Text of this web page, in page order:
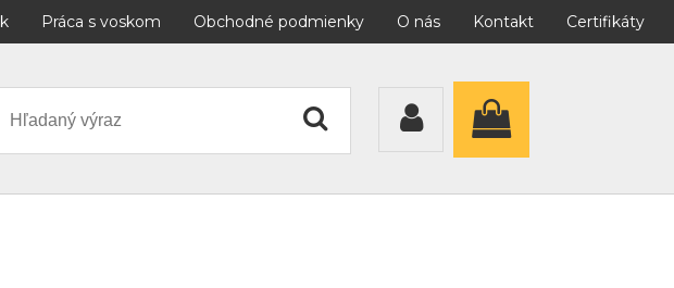
Práca s voskom Obchodné podmienky O nás Kontakt Certifikáty